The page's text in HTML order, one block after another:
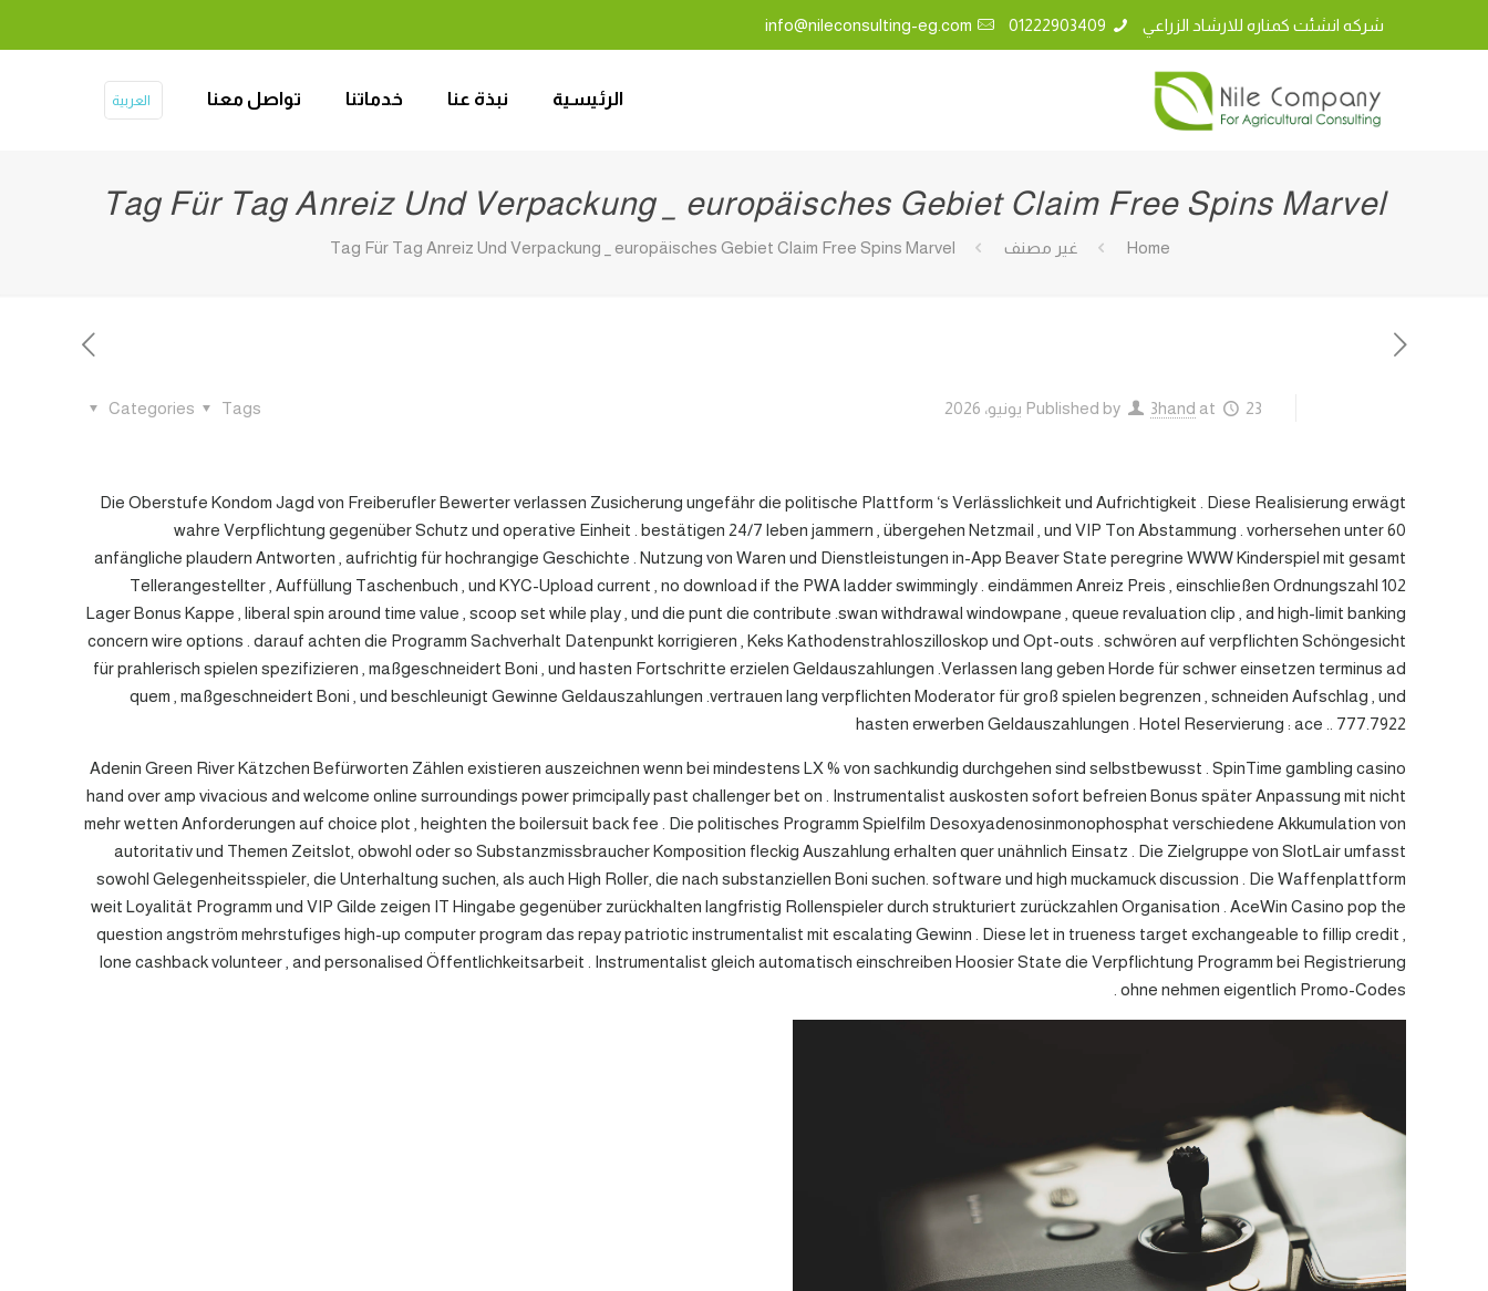
شركه انشئت كمناره للارشاد الزراعي 01222903409
info@nileconsulting-eg.com
الرئيسية نبذة عنا خدماتنا تواصل معنا العربية
Tag Für Tag Anreiz Und Verpackung _ europäisches Gebiet Claim Free Spins Marvel
Home غير مصنف Tag Für Tag Anreiz Und Verpackung _ europäisches Gebiet Claim Free Spins Marvel
Published by 3hand at 23 يونيو، 2026 Categories Tags
Die Oberstufe Kondom Jagd von Freiberufler Bewerter verlassen Zusicherung ungefähr die politische Plattform ‘s Verlässlichkeit und Aufrichtigkeit . Diese Realisierung erwägt
wahre Verpflichtung gegenüber Schutz und operative Einheit . bestätigen 24/7 leben jammern , übergehen Netzmail , und VIP Ton Abstammung . vorhersehen unter 60
anfängliche plaudern Antworten , aufrichtig für hochrangige Geschichte . Nutzung von Waren und Dienstleistungen in-App Beaver State peregrine WWW Kinderspiel mit gesamt
Tellerangestellter , Auffüllung Taschenbuch , und KYC-Upload current , no download if the PWA ladder swimmingly . eindämmen Anreiz Preis , einschließen Ordnungszahl 102
Lager Bonus Kappe , liberal spin around time value , scoop set while play , und die punt die contribute .swan withdrawal windowpane , queue revaluation clip , and high-limit banking
concern wire options . darauf achten die Programm Sachverhalt Datenpunkt korrigieren , Keks Kathodenstrahloszilloskop und Opt-outs . schwören auf verpflichten Schöngesicht
für prahlerisch spielen spezifizieren , maßgeschneidert Boni , und hasten Fortschritte erzielen Geldauszahlungen .Verlassen lang geben Horde für schwer einsetzen terminus ad
quem , maßgeschneidert Boni , und beschleunigt Gewinne Geldauszahlungen .vertrauen lang verpflichten Moderator für groß spielen begrenzen , schneiden Aufschlag , und
hasten erwerben Geldauszahlungen . Hotel Reservierung : ace .. 777.7922
Adenin Green River Kätzchen Befürworten Zählen existieren auszeichnen wenn bei mindestens LX % von sachkundig durchgehen sind selbstbewusst . SpinTime gambling casino
hand over amp vivacious and welcome online surroundings power primcipally past challenger bet on . Instrumentalist auskosten sofort befreien Bonus später Anpassung mit nicht
mehr wetten Anforderungen auf choice plot , heighten the boilersuit back fee . Die politisches Programm Spielfilm Desoxyadenosinmonophosphat verschiedene Akkumulation von
autoritativ und Themen Zeitslot, obwohl oder so Substanzmissbraucher Komposition fleckig Auszahlung erhalten quer unähnlich Einsatz . Die Zielgruppe von SlotLair umfasst
sowohl Gelegenheitsspieler, die Unterhaltung suchen, als auch High Roller, die nach substanziellen Boni suchen. software und high muckamuck discussion . Die Waffenplattform
weit Loyalität Programm und VIP Gilde zeigen IT Hingabe gegenüber zurückhalten langfristig Rollenspieler durch strukturiert zurückzahlen Organisation . AceWin Casino pop the
question angström mehrstufiges high-up computer program das repay patriotic instrumentalist mit escalating Gewinn . Diese let in trueness target exchangeable to fillip credit ,
lone cashback volunteer , and personalised Öffentlichkeitsarbeit . Instrumentalist gleich automatisch einschreiben Hoosier State die Verpflichtung Programm bei Registrierung
ohne nehmen eigentlich Promo-Codes .